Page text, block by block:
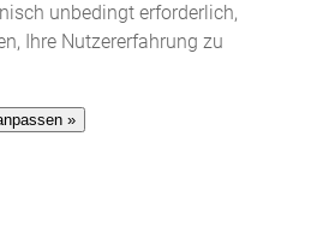
unbedingt erforderlich,
Ihre Nutzererfahrung zu
»